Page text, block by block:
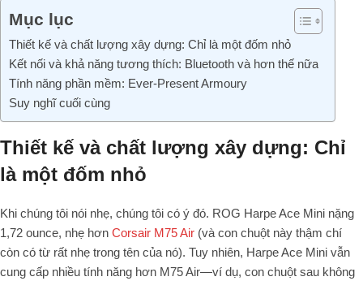
Mục lục
Thiết kế và chất lượng xây dựng: Chỉ là một đốm nhỏ
Kết nối và khả năng tương thích: Bluetooth và hơn thế nữa
Tính năng phần mềm: Ever-Present Armoury
Suy nghĩ cuối cùng
Thiết kế và chất lượng xây dựng: Chỉ
là một đốm nhỏ
Khi chúng tôi nói nhẹ, chúng tôi có ý đó. ROG Harpe Ace Mini nặng
1,72 ounce, nhẹ hơn Corsair M75 Air (và con chuột này thậm chí
còn có từ rất nhẹ trong tên của nó). Tuy nhiên, Harpe Ace Mini vẫn
cung cấp nhiều tính năng hơn M75 Air—ví dụ, con chuột sau không